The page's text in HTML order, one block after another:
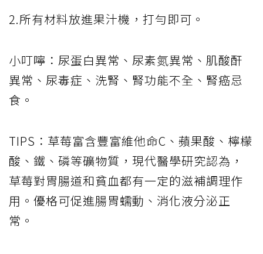
2.所有材料放進果汁機，打勻即可。
小叮嚀：尿蛋白異常、尿素氮異常、肌酸酐
異常、尿毒症、洗腎、腎功能不全、腎癌忌
食。
TIPS：草莓富含豐富維他命C、蘋果酸、檸檬
酸、鐵、磷等礦物質，現代醫學研究認為，
草莓對胃腸道和貧血都有一定的滋補調理作
用。優格可促進腸胃蠕動、消化液分泌正
常。